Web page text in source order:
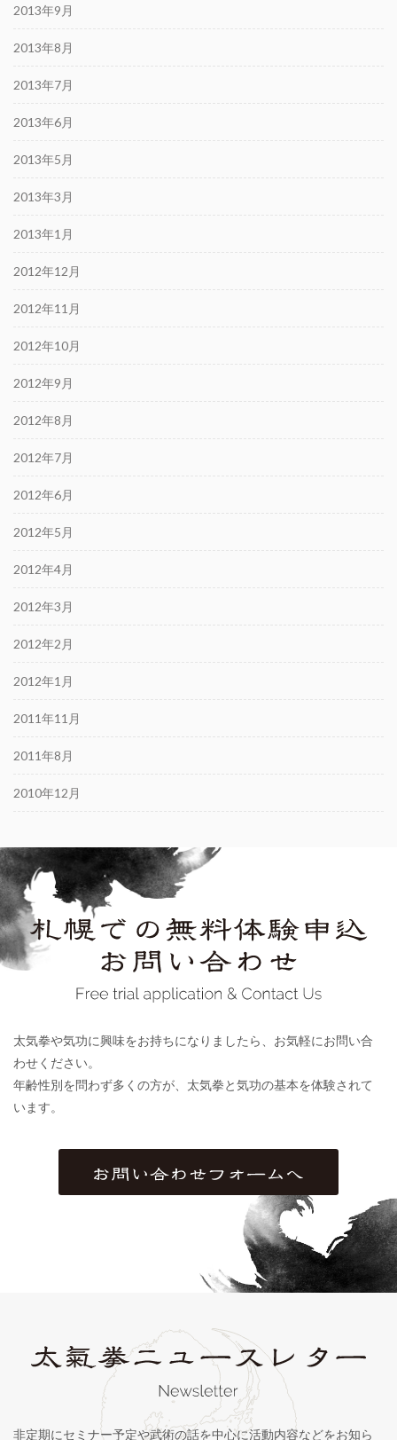
2013年9月
2013年8月
2013年7月
2013年6月
2013年5月
2013年3月
2013年1月
2012年12月
2012年11月
2012年10月
2012年9月
2012年8月
2012年7月
2012年6月
2012年5月
2012年4月
2012年3月
2012年2月
2012年1月
2011年11月
2011年8月
2010年12月
太気拳や気功に興味をお持ちになりましたら、お気軽にお問い合
わせください。
年齢性別を問わず多くの方が、太気拳と気功の基本を体験されて
います。
非定期にセミナー予定や武術の話を中心に活動内容などをお知ら